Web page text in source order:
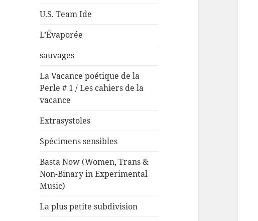
U.S. Team Ide
L’Évaporée
sauvages
La Vacance poétique de la
Perle # 1 / Les cahiers de la
vacance
Extrasystoles
Spécimens sensibles
Basta Now (Women, Trans &
Non-Binary in Experimental
Music)
La plus petite subdivision